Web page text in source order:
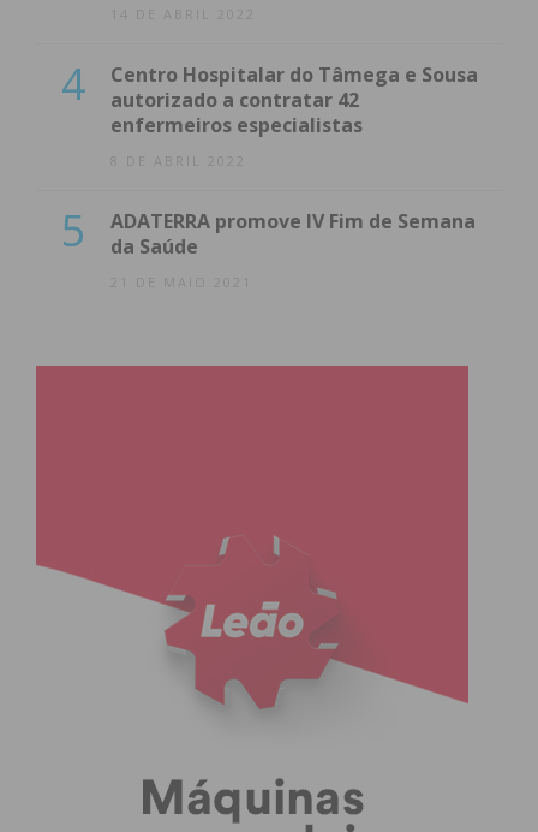
14 DE ABRIL 2022
4
Centro Hospitalar do Tâmega e Sousa
autorizado a contratar 42
enfermeiros especialistas
8 DE ABRIL 2022
5
ADATERRA promove IV Fim de Semana
da Saúde
21 DE MAIO 2021